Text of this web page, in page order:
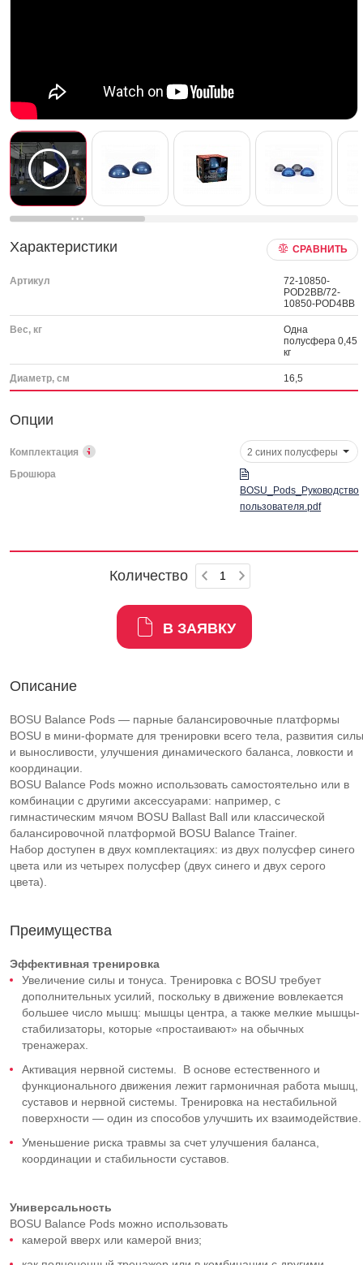
Характеристики СРАВНИТЬ
Артикул
72-10850-
POD2BB/72-
10850-POD4BB
Вес, кг
Одна
полусфера 0,45
кг
Диаметр, см 16,5
Опции
Комплектация
2 синих полусферы
Брошюра
BOSU_Pods_Руководство
пользователя.pdf
Количество
В ЗАЯВКУ
Описание
BOSU Balance Pods — парные балансировочные платформы
BOSU в мини-формате для тренировки всего тела, развития силы
и выносливости, улучшения динамического баланса, ловкости и
координации.
BOSU Balance Pods можно использовать самостоятельно или в
комбинации с другими аксессуарами: например, с
гимнастическим мячом BOSU Ballast Ball или классической
балансировочной платформой BOSU Balance Trainer.
Набор доступен в двух комплектациях: из двух полусфер синего
цвета или из четырех полусфер (двух синего и двух серого
цвета).
Преимущества
Эффективная тренировка
Увеличение силы и тонуса. Тренировка с BOSU требует
дополнительных усилий, поскольку в движение вовлекается
большее число мышц: мышцы центра, а также мелкие мышцы-
стабилизаторы, которые «простаивают» на обычных
тренажерах.
Активация нервной системы. В основе естественного и
функционального движения лежит гармоничная работа мышц,
суставов и нервной системы. Тренировка на нестабильной
поверхности — один из способов улучшить их взаимодействие.
Уменьшение риска травмы за счет улучшения баланса,
координации и стабильности суставов.
Универсальность
ВОSU Balance Pods можно использовать
камерой вверх или камерой вниз;